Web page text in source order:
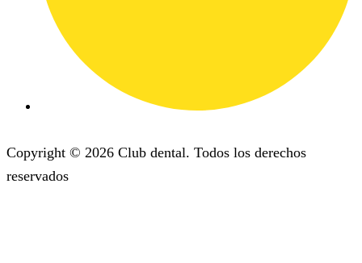
Copyright © 2026 Club dental. Todos los derechos
reservados